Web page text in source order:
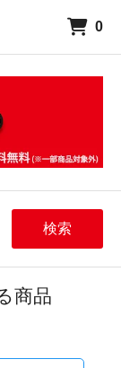
0
検索
商品